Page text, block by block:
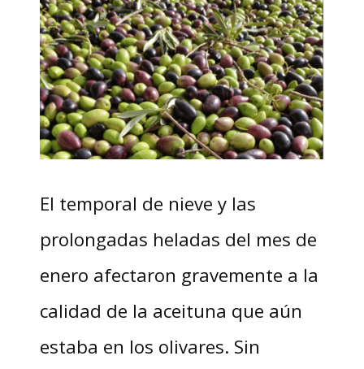
El temporal de nieve y las
prolongadas heladas del mes de
enero afectaron gravemente a la
calidad de la aceituna que aún
estaba en los olivares. Sin